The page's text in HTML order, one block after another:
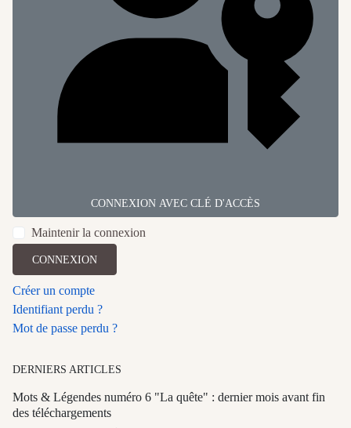
CONNEXION AVEC CLÉ D'ACCÈS
Maintenir la connexion
CONNEXION
Créer un compte
Identifiant perdu ?
Mot de passe perdu ?
DERNIERS ARTICLES
Mots & Légendes numéro 6 "La quête" : dernier mois avant fin
des téléchargements